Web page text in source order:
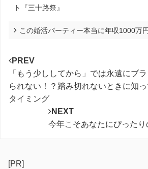
ト『三十路祭』
この婚活パーティー本当に年収1000万
PREV
「もう少ししてから」では永遠にブ
られない！？踏み切れないときに知
タイミング
NEXT
今年こそあなたにぴったり
[PR]